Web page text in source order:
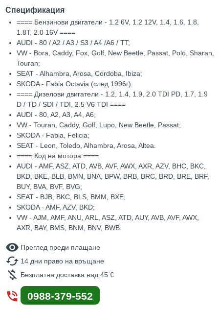
Спецификация
==== Бензинови двигатели - 1.2 6V, 1.2 12V, 1.4, 1.6, 1.8,
1.8T, 2.0 16V ====
AUDI - 80 / A2 / A3 / S3 / A4 /A6 / TT;
VW - Bora, Caddy, Fox, Golf, New Beetle, Passat, Polo, Sharan,
Touran;
SEAT - Alhambra, Arosa, Cordoba, Ibiza;
SKODA - Fabia Octavia (след 1996г).
==== Дизелови двигатели - 1.2, 1.4, 1.9, 2.0 TDI PD, 1.7, 1.9
D / TD / SDI / TDI, 2.5 V6 TDI ====
AUDI - 80, A2, A3, A4, A6;
VW - Touran, Caddy, Golf, Lupo, New Beetle, Passat;
SKODA - Fabia, Felicia;
SEAT - Leon, Toledo, Alhambra, Arosa, Altea.
==== Код на мотора ====
AUDI - AMF, ASZ, ATD, AVB, AVF, AWX, AXR, AZV, BHC, BKC,
BKD, BKE, BLB, BMN, BNA, BPW, BRB, BRC, BRD, BRE, BRF,
BUY, BVA, BVF, BVG;
SEAT - BJB, BKC, BLS, BMM, BXE;
SKODA - AMF, AZV, BKD;
VW - AJM, AMF, ANU, ARL, ASZ, ATD, AUY, AVB, AVF, AWX,
AXR, BAY, BMS, BNM, BNV, BWB.
remove_red_eye Преглед преди плащане
cached 14 дни право на връщане
money_off Безплатна доставка над 45 €
phone_in_talk 0988-379-552